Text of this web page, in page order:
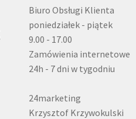
Biuro Obsługi Klienta
poniedziałek - piątek
9.00 - 17.00
Zamówienia internetowe
24h - 7 dni w tygodniu
24marketing
Krzysztof Krzywokulski